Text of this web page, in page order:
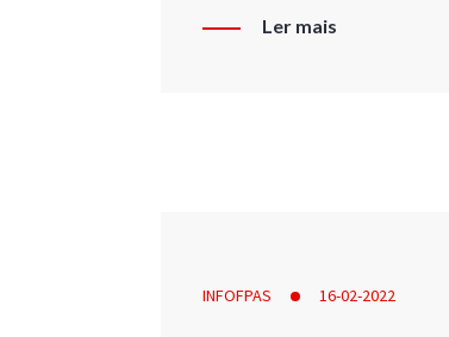
Ler mais
INFOFPAS 16-02-2022